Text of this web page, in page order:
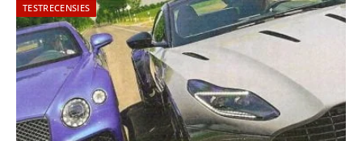
TESTRECENSIES